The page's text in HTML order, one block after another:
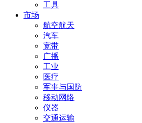
工具
市场
航空航天
汽车
宽带
广播
工业
医疗
军事与国防
移动网络
仪器
交通运输